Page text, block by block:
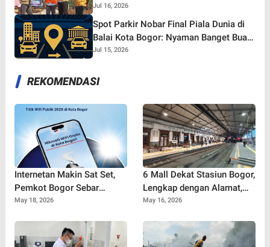
yang Tetap Gaspol!
Jul 16, 2026
Spot Parkir Nobar Final Piala Dunia di
Balai Kota Bogor: Nyaman Banget Buat
Nonton Bareng!
Jul 15, 2026
REKOMENDASI
Internetan Makin Sat Set,
Pemkot Bogor Sebar
Puluhan Titik Wifi Gratis
May 18, 2026
6 Mall Dekat Stasiun Bogor,
Lengkap dengan Alamat,
Rating, dan Link Google
May 16, 2026